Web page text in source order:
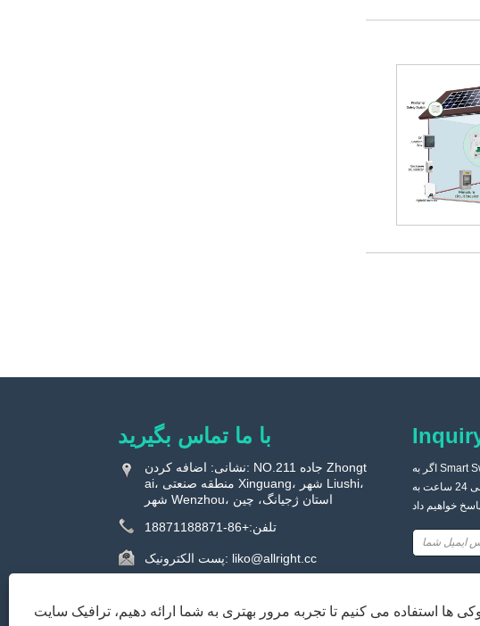
با ما تماس بگیرید
نشانی: اضافه کردن: NO.211 جاده Zhongt
ai، منطقه صنعتی Xinguang، شهر Liushi،
شهر Wenzhou، استان ژجیانگ، چین
تلفن:+86-18871188871
پست الکترونیک: liko@allright.cc
اگر به Smart Switch ، Smart Home و Wall Switch علاقه دارید ،
می توانید از طریق ایمیل با ما مشورت کنید و ما طی 24 ساعت به
خانه
روزمره
ها استفاده می کنیم تا تجربه مرور بهتری به شما ارائه دهیم، ترافیک سایت